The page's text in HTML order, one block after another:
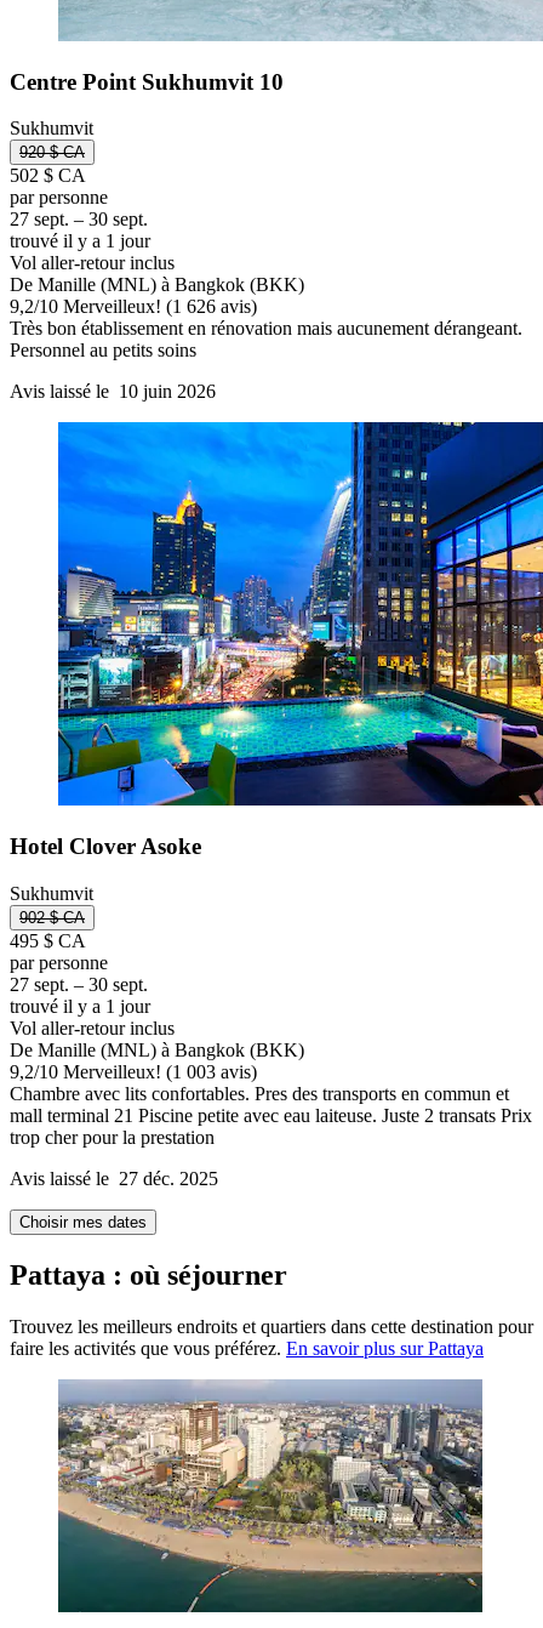
Centre Point Sukhumvit 10
Sukhumvit
920 $ CA
502 $ CA
par personne
27 sept. – 30 sept.
trouvé il y a 1 jour
Vol aller-retour inclus
De Manille (MNL) à Bangkok (BKK)
9,2/10 Merveilleux! (1 626 avis)
Très bon établissement en rénovation mais aucunement dérangeant.
Personnel au petits soins
Avis laissé le 10 juin 2026
Hotel Clover Asoke
Sukhumvit
902 $ CA
495 $ CA
par personne
27 sept. – 30 sept.
trouvé il y a 1 jour
Vol aller-retour inclus
De Manille (MNL) à Bangkok (BKK)
9,2/10 Merveilleux! (1 003 avis)
Chambre avec lits confortables. Pres des transports en commun et
mall terminal 21 Piscine petite avec eau laiteuse. Juste 2 transats Prix
trop cher pour la prestation
Avis laissé le 27 déc. 2025
Choisir mes dates
Pattaya : où séjourner
Trouvez les meilleurs endroits et quartiers dans cette destination pour
faire les activités que vous préférez. En savoir plus sur Pattaya